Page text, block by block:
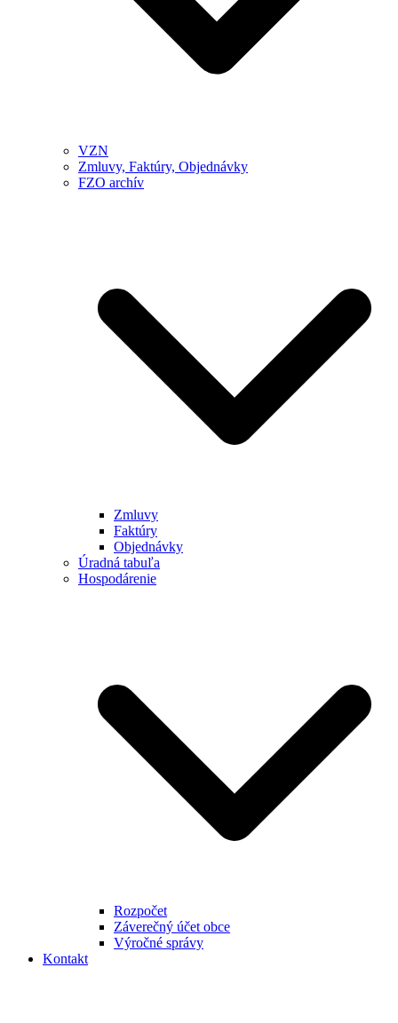
VZN
Zmluvy, Faktúry, Objednávky
FZO archív
Zmluvy
Faktúry
Objednávky
Úradná tabuľa
Hospodárenie
Rozpočet
Záverečný účet obce
Výročné správy
Kontakt